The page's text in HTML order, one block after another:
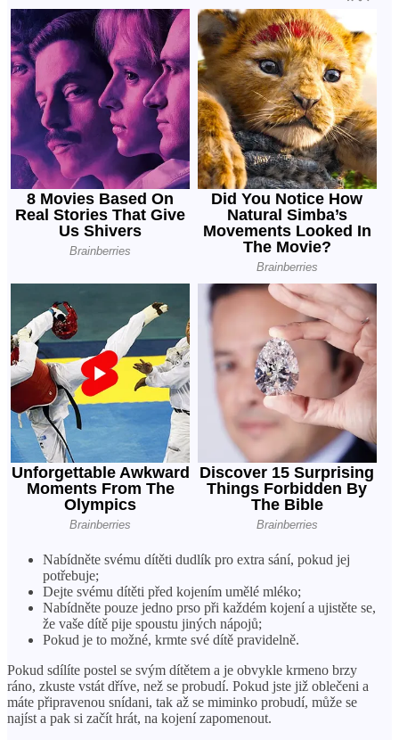
Nabídněte svému dítěti dudlík pro extra sání, pokud jej
potřebuje;
Dejte svému dítěti před kojením umělé mléko;
Nabídněte pouze jedno prso při každém kojení a ujistěte se,
že vaše dítě pije spoustu jiných nápojů;
Pokud je to možné, krmte své dítě pravidelně.
Pokud sdílíte postel se svým dítětem a je obvykle krmeno brzy
ráno, zkuste vstát dříve, než se probudí. Pokud jste již oblečeni a
máte připravenou snídani, tak až se miminko probudí, může se
najíst a pak si začít hrát, na kojení zapomenout.